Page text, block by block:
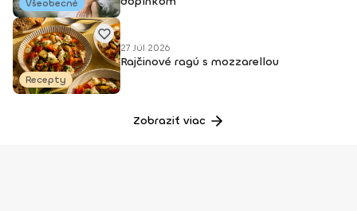
Všeobecné
Recepty
27 Júl 2026
Rajčinové ragú s mozzarellou
Zobraziť viac